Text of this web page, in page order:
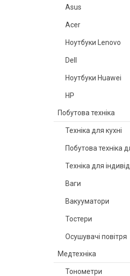
Asus
Acer
Ноутбуки Lenovo
Dell
Ноутбуки Huawei
HP
Побутова техніка
Техніка для кухні
Побутова техніка
Техніка для
Ваги
Вакууматори
Тостери
Осушувачі повітря
Медтехніка
Тонометри